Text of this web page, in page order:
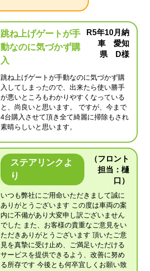
跳ね上げゲートが手
動なのに気づかず購
入
R5年10月納
車 愛知
県 D様
跳ね上げゲートが手動なのに気づかず購
入してしまったので、出来たら使い勝手
が悪いところもわかりやすくなっている
と、尚良いと思います。 ですが、今まで
4台購入させて頂き全て綺麗に掃除もされ
素晴らしいと思います。
ステアリンクよ
り
（フロント
担当：樋
口）
いつも弊社にご用命いただきまして誠に
ありがとうございます この度は車両の案
内に不備があり大変申し訳ございません
でした また、お客様の貴重なご意見をい
ただきありがとうございます 頂いたご意
見を真摯に受け止め、ご満足いただける
サービスを提供できるよう、改善に努め
る所存です 今後とも何卒宜しくお願い致